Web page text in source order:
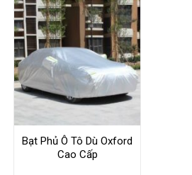
Bạt Phủ Ô Tô Dù Oxford
Cao Cấp